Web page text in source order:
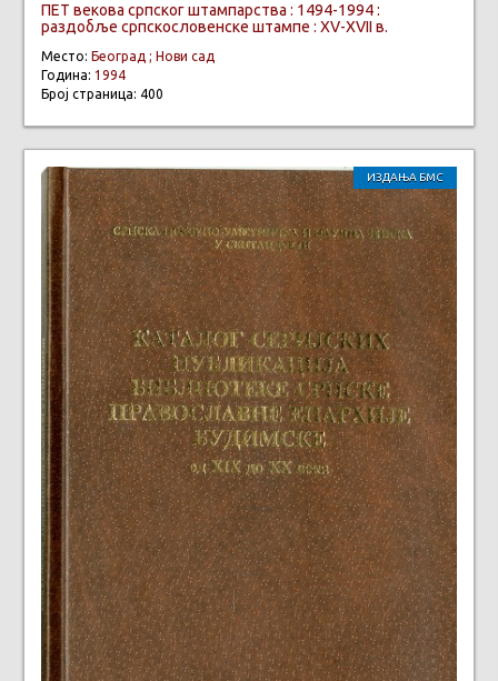
ПЕТ векова српског штампарства : 1494-1994 :
раздобље српскословенске штампе : XV-XVII в.
Место: Београд ; Нови сад
Година: 1994
Број страница: 400
ИЗДАЊА БМС